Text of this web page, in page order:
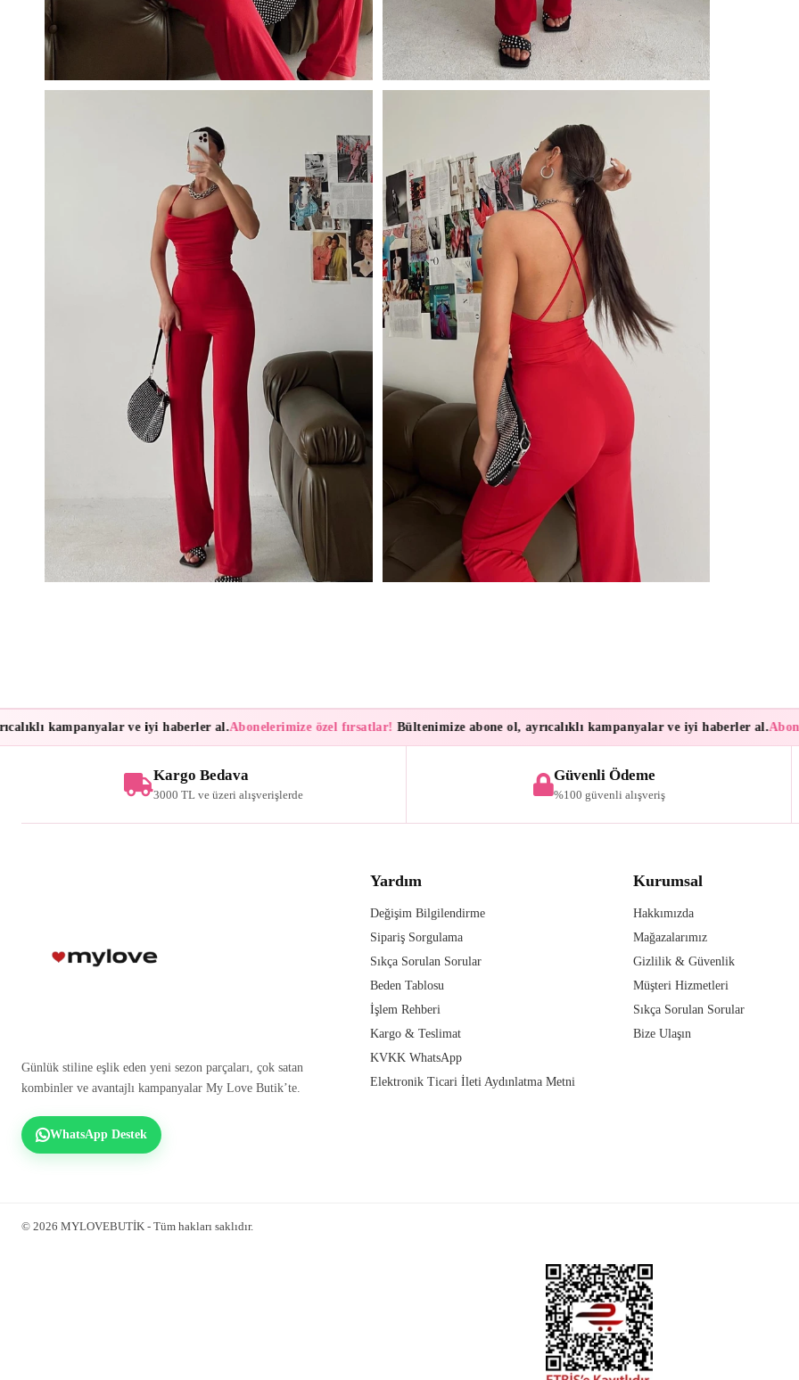
kampanyalar ve iyi haberler al. Abonelerimize özel fırsatlar!Bültenimize abone ol, ayrıcalıklı kampanyalar ve iyi haberler al.
Kargo Bedava
3000 TL ve üzeri alışverişlerde
Güvenli Ödeme
%100 güvenli alışveriş
Günlük stiline eşlik eden yeni sezon parçaları, çok satan
kombinler ve avantajlı kampanyalar My Love Butik’te.
WhatsApp Destek
Yardım
Değişim Bilgilendirme
Sipariş Sorgulama
Sıkça Sorulan Sorular
Beden Tablosu
İşlem Rehberi
Kargo & Teslimat
KVKK WhatsApp
Elektronik Ticari İleti Aydınlatma Metni
Kurumsal
Hakkımızda
Mağazalarımız
Gizlilik & Güvenlik
Müşteri Hizmetleri
Sıkça Sorulan Sorular
Bize Ulaşın
© 2026 MYLOVEBUTİK - Tüm hakları saklıdır.